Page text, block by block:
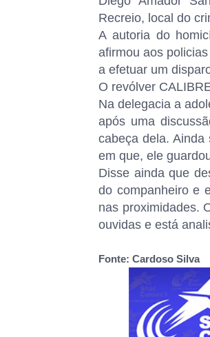
Recreio, local do
A autoria do
afirmou aos
a efetuar um
O revólver
Na delegacia a
após uma
cabeça dela.
em que, ele
Disse ainda que
do companheiro e
nas proximidades.
ouvidas e está
Fonte: Cardoso Silva